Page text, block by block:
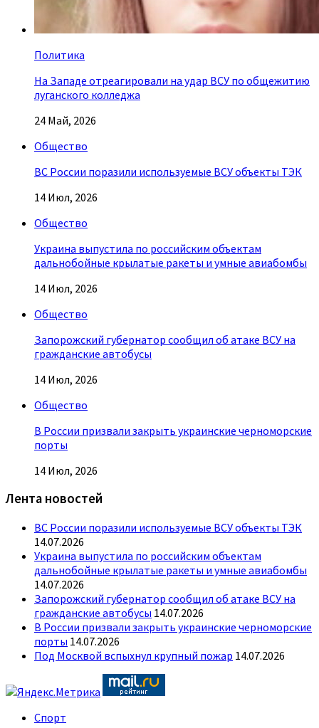
Политика
На Западе отреагировали на удар ВСУ по общежитию
луганского колледжа
24 Май, 2026
Общество
ВС России поразили используемые ВСУ объекты ТЭК
14 Июл, 2026
Общество
Украина выпустила по российским объектам
дальнобойные крылатые ракеты и умные авиабомбы
14 Июл, 2026
Общество
Запорожский губернатор сообщил об атаке ВСУ на
гражданские автобусы
14 Июл, 2026
Общество
В России призвали закрыть украинские черноморские
порты
14 Июл, 2026
Лента новостей
ВС России поразили используемые ВСУ объекты ТЭК
14.07.2026
Украина выпустила по российским объектам
дальнобойные крылатые ракеты и умные авиабомбы
14.07.2026
Запорожский губернатор сообщил об атаке ВСУ на
гражданские автобусы 14.07.2026
В России призвали закрыть украинские черноморские
порты 14.07.2026
Под Москвой вспыхнул крупный пожар 14.07.2026
Спорт